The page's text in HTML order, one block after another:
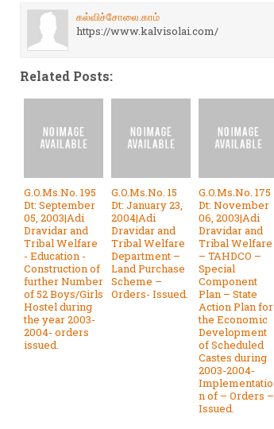
கல்விச்சோலை.காம்
https://www.kalvisolai.com/
Related Posts:
G.O.Ms.No. 195
Dt: September
05, 2003|Adi
Dravidar and
Tribal Welfare
- Education -
Construction of
further Number
of 52 Boys/Girls
Hostel during
the year 2003-
2004- orders
issued.
G.O.Ms.No. 15
Dt: January 23,
2004|Adi
Dravidar and
Tribal Welfare
Department –
Land Purchase
Scheme –
Orders- Issued.
G.O.Ms.No. 175
Dt: November
06, 2003|Adi
Dravidar and
Tribal Welfare
– TAHDCO –
Special
Component
Plan – State
Action Plan for
the Economic
Development
of Scheduled
Castes during
2003-2004-
Implementatio
n of – Orders –
Issued.